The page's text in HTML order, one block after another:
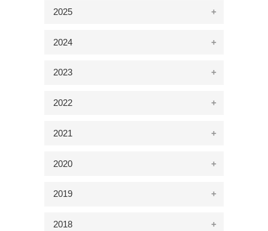
2025
2024
2023
2022
2021
2020
2019
2018